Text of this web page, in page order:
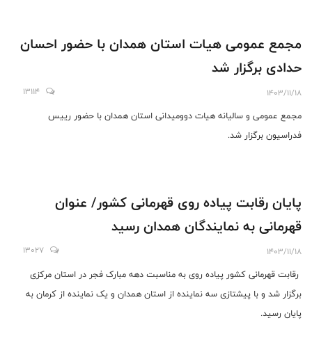
مجمع عمومی هیات استان همدان با حضور احسان
حدادی برگزار شد
1403/11/18
13114
مجمع عمومی و سالیانه هیات دوومیدانی استان همدان با حضور رییس
فدراسیون برگزار شد.
پایان رقابت پیاده روی قهرمانی کشور/ عنوان
قهرمانی به نمایندگان همدان رسید
1403/11/18
13027
رقابت قهرمانی کشور پیاده روی به مناسبت دهه مبارک فجر در استان مرکزی
برگزار شد و با پیشتازی سه نماینده از استان همدان و یک نماینده از کرمان به
پایان رسید.